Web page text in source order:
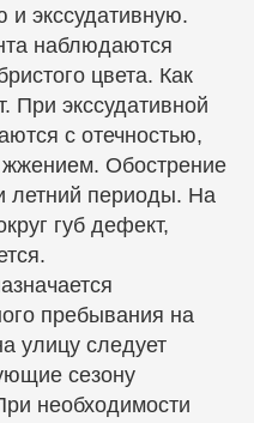
экссудативную.
наблюдаются
цвета. Как
При экссудативной
с отечностью,
Обострение
летний периоды. На
губ дефект,
пребывания на
улицу следует
сезону
необходимости